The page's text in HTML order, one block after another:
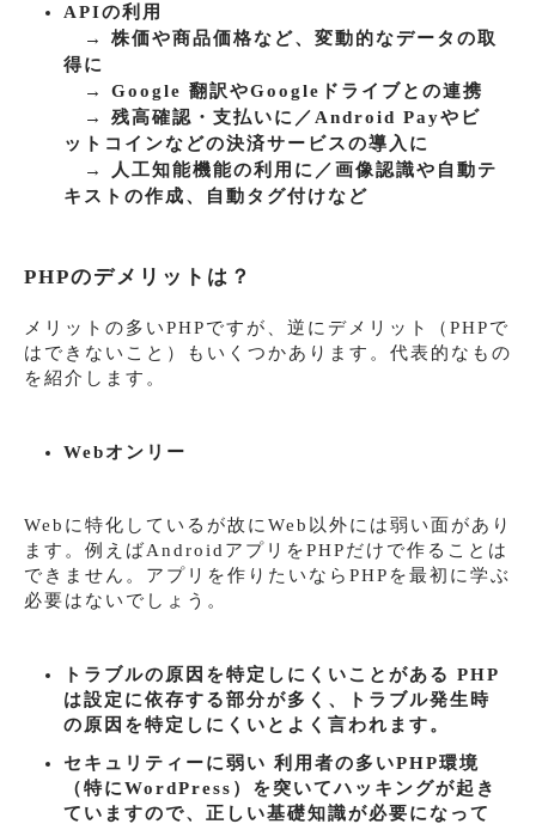
APIの利用
→ 株価や商品価格など、変動的なデータの取
得に
→ Google 翻訳やGoogleドライブとの連携
→ 残高確認・支払いに／Android Payやビ
ットコインなどの決済サービスの導入に
→ 人工知能機能の利用に／画像認識や自動テ
キストの作成、自動タグ付けなど
PHPのデメリットは？
メリットの多いPHPですが、逆にデメリット（PHPで
はできないこと）もいくつかあります。代表的なもの
を紹介します。
Webオンリー
Webに特化しているが故にWeb以外には弱い面があり
ます。例えばAndroidアプリをPHPだけで作ることは
できません。アプリを作りたいならPHPを最初に学ぶ
必要はないでしょう。
トラブルの原因を特定しにくいことがある PHP
は設定に依存する部分が多く、トラブル発生時
の原因を特定しにくいとよく言われます。
セキュリティーに弱い 利用者の多いPHP環境
（特にWordPress）を突いてハッキングが起き
ていますので、正しい基礎知識が必要になって